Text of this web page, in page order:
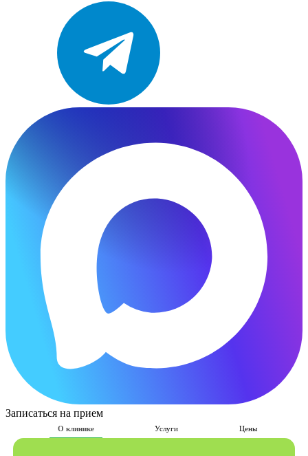
Записаться на прием
О клинике Услуги Цены